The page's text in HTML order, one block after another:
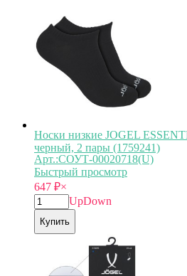
Носки низкие JOGEL
черный, 2 пары (1759241)
Арт.:СОУТ-00020718(U)
Быстрый просмотр
647 ₽×
UpDown
Купить